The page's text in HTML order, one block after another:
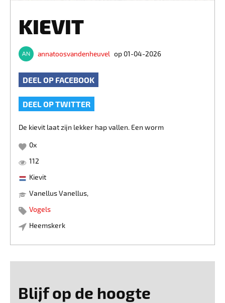
KIEVIT
annatoosvandenheuvel op 01-04-2026
DEEL OP FACEBOOK
DEEL OP TWITTER
De kievit laat zijn lekker hap vallen. Een worm
0x
112
Kievit
Vanellus Vanellus,
Vogels
Heemskerk
Blijf op de hoogte